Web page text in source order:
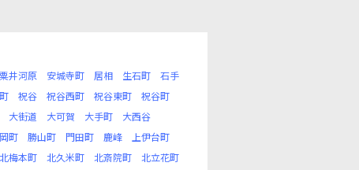
粟井河原 安城寺町 居相 生石町
石手
祝谷 祝谷西町 祝谷東町
祝谷町
大街道 大可賀 大手町
大西谷
町 勝山町 門田町 鹿峰
上伊台町
北梅本町 北久米町 北斎院町
北立花町